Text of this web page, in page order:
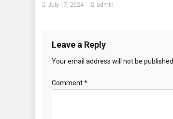
July 17, 2024 admin
Leave a Reply
Your email address will not be published.
Comment*